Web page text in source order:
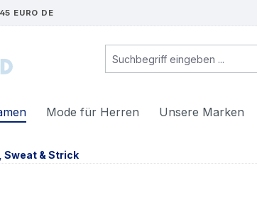
EURO DE
Mode für Herren Unsere Marken
Sweat & Strick